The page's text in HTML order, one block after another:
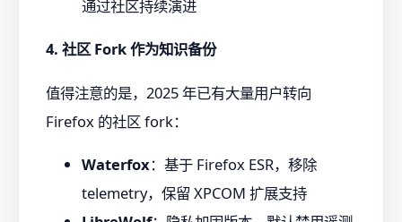
通过社区持续演进
4. 社区 Fork 作为知识备份
值得注意的是，2025 年已有大量用户转向
Firefox 的社区 fork：
Waterfox：基于 Firefox ESR，移除
telemetry，保留 XPCOM 扩展支持